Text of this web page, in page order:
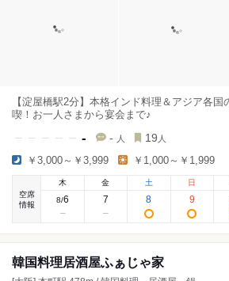
【淀屋橋駅2分】本格インド料理＆アジア各
喫！お一人さまから宴会まで♪
- - 人 19 人
￥3,000～￥3,999 ￥1,000～￥1,999
空席
情報
木
8/6
金
7
土
8
日
9
韓国料理居酒屋ふぁじゃ家